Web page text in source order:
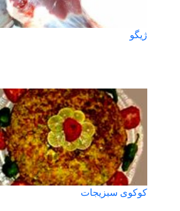
ژیگو
کوکوی سبزیجات